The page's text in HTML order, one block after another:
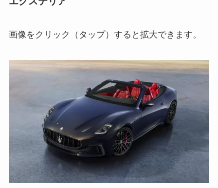
画像をクリック（タップ）すると拡大できます。